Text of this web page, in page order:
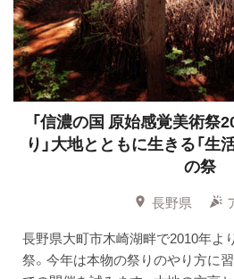
「信濃の国 原始感覚美術祭
り」大地とともに生きる「生
の祭
長野県
長野県大町市木崎湖畔で2010年よ
祭。今年は本物の祭りのやり方に習